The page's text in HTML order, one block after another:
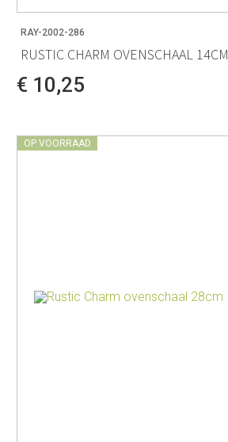
RAY-2002-286
RUSTIC CHARM OVENSCHAAL 14CM
€ 10,25
OP VOORRAAD